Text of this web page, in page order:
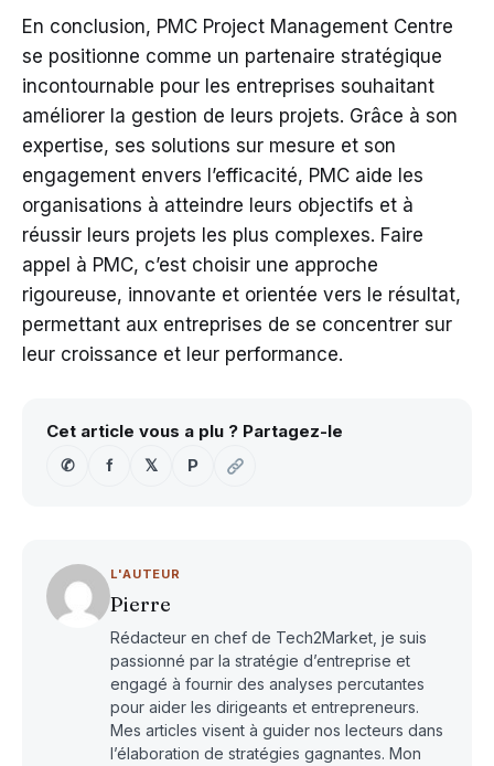
En conclusion, PMC Project Management Centre
se positionne comme un partenaire stratégique
incontournable pour les entreprises souhaitant
améliorer la gestion de leurs projets. Grâce à son
expertise, ses solutions sur mesure et son
engagement envers l’efficacité, PMC aide les
organisations à atteindre leurs objectifs et à
réussir leurs projets les plus complexes. Faire
appel à PMC, c’est choisir une approche
rigoureuse, innovante et orientée vers le résultat,
permettant aux entreprises de se concentrer sur
leur croissance et leur performance.
Cet article vous a plu ? Partagez-le
✆
f 𝕏 P
L'AUTEUR
Pierre
Rédacteur en chef de Tech2Market, je suis
passionné par la stratégie d’entreprise et
engagé à fournir des analyses percutantes
pour aider les dirigeants et entrepreneurs.
Mes articles visent à guider nos lecteurs dans
l’élaboration de stratégies gagnantes. Mon